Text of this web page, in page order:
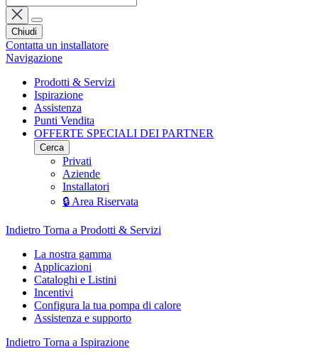
Chiudi
Contatta un installatore
Navigazione
Prodotti & Servizi
Ispirazione
Assistenza
Punti Vendita
OFFERTE SPECIALI DEI PARTNER
Cerca
Privati
Aziende
Installatori
🔒 Area Riservata
Indietro Torna a Prodotti & Servizi
La nostra gamma
Applicazioni
Cataloghi e Listini
Incentivi
Configura la tua pompa di calore
Assistenza e supporto
Indietro Torna a Ispirazione